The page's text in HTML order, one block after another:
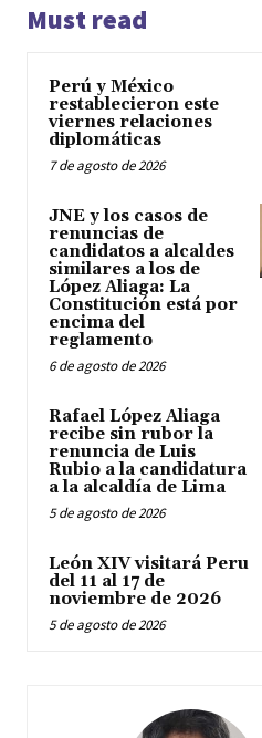
Must read
Perú y México
restablecieron este
viernes relaciones
diplomáticas
7 de agosto de 2026
JNE y los casos de
renuncias de
candidatos a alcaldes
similares a los de
López Aliaga: La
Constitución está por
encima del
reglamento
6 de agosto de 2026
Rafael López Aliaga
recibe sin rubor la
renuncia de Luis
Rubio a la candidatura
a la alcaldía de Lima
5 de agosto de 2026
León XIV visitará Peru
del 11 al 17 de
noviembre de 2026
5 de agosto de 2026